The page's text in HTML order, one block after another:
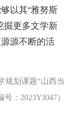
以其“雅努斯
掘更多文学新
源不断的活
规划课题“山西当
：2023YJ047）